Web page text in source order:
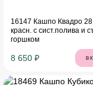
16147 Кашпо Квадро
красн. с сист.полива и
горшком
8 650 ₽ В